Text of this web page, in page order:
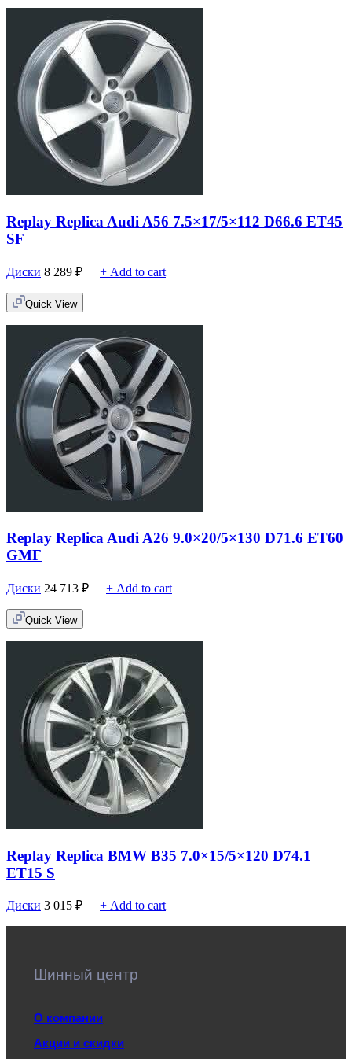
Replay Replica Audi A56 7.5×17/5×112 D66.6 ET45
SF
Диски 8 289 ₽ + Add to cart
Quick View
Replay Replica Audi A26 9.0×20/5×130 D71.6 ET60
GMF
Диски 24 713 ₽ + Add to cart
Quick View
Replay Replica BMW B35 7.0×15/5×120 D74.1
ET15 S
Диски 3 015 ₽ + Add to cart
Шинный центр
О компании
Акции и скидки